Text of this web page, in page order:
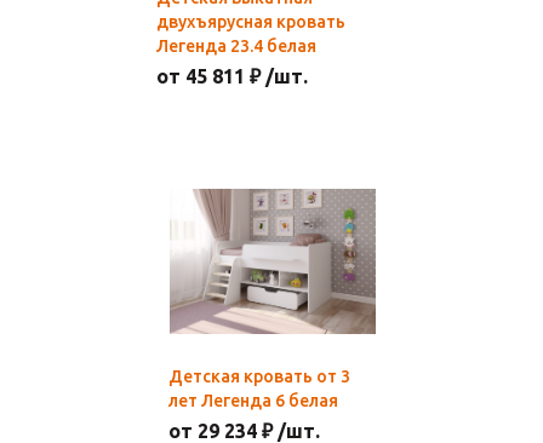
двухъярусная кровать
Легенда 23.4 белая
от 45 811 ₽ /шт.
Детская кровать от 3
лет Легенда 6 белая
от 29 234 ₽ /шт.